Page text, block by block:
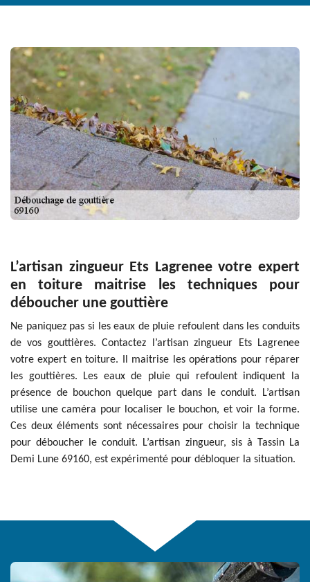
L’artisan zingueur Ets Lagrenee votre expert
en toiture maitrise les techniques pour
déboucher une gouttière
Ne paniquez pas si les eaux de pluie refoulent dans les conduits
de vos gouttières. Contactez l’artisan zingueur Ets Lagrenee
votre expert en toiture. Il maitrise les opérations pour réparer
les gouttières. Les eaux de pluie qui refoulent indiquent la
présence de bouchon quelque part dans le conduit. L’artisan
utilise une caméra pour localiser le bouchon, et voir la forme.
Ces deux éléments sont nécessaires pour choisir la technique
pour déboucher le conduit. L’artisan zingueur, sis à Tassin La
Demi Lune 69160, est expérimenté pour débloquer la situation.